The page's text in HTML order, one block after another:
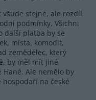
všude stejné, ale rozdíl
podmínky. Všichni
další platba by se
místa, komodit,
zemědělec, který
by měl mít jiné
Ale nemělo by
na české